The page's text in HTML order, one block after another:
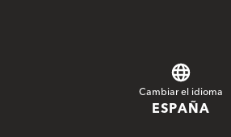
Cambiar el idioma
ESPAÑA